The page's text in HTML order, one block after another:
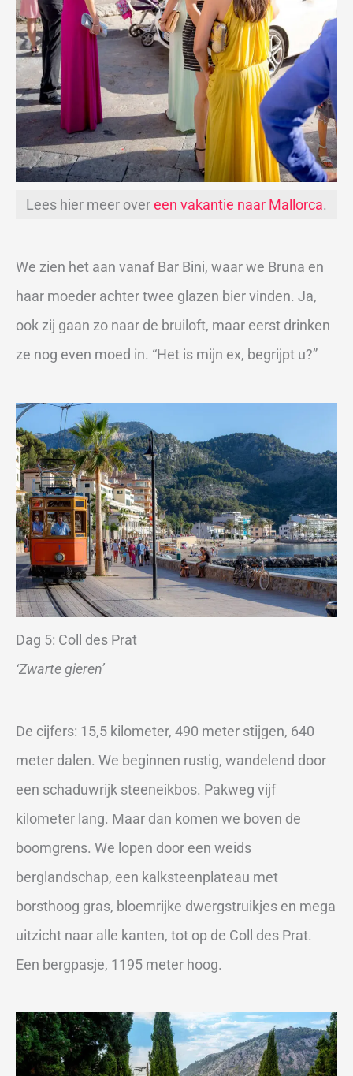
Lees hier meer overeen vakantie naar Mallorca.
We zien het aan vanaf Bar Bini, waar we Bruna en
haar moeder achter twee glazen bier vinden. Ja,
ook zij gaan zo naar de bruiloft, maar eerst drinken
ze nog even moed in. “Het is mijn ex, begrijpt u?”
Dag 5: Coll des Prat
‘Zwarte gieren’
De cijfers: 15,5 kilometer, 490 meter stijgen, 640
meter dalen. We beginnen rustig, wandelend door
een schaduwrijk steeneikbos. Pakweg vijf
kilometer lang. Maar dan komen we boven de
boomgrens. We lopen door een weids
berglandschap, een kalksteenplateau met
borsthoog gras, bloemrijke dwergstruikjes en mega
uitzicht naar alle kanten, tot op de Coll des Prat.
Een bergpasje, 1195 meter hoog.